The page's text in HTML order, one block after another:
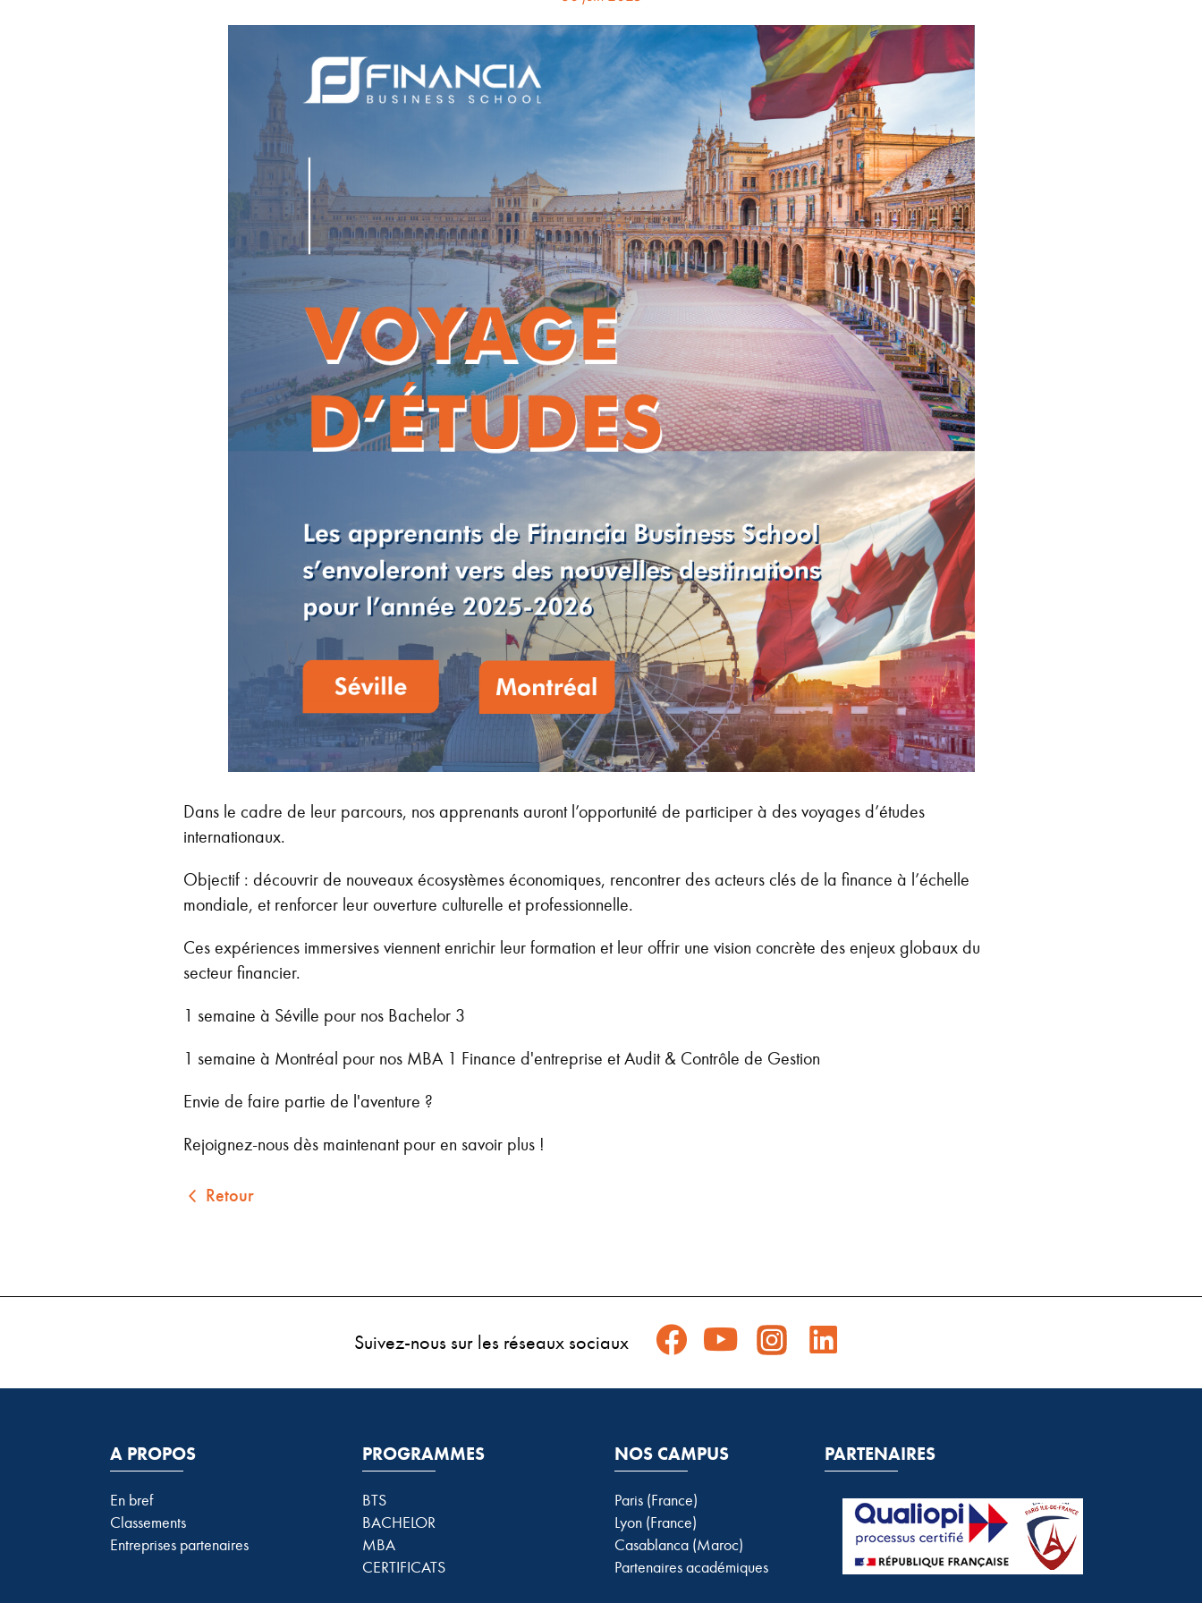
Dans le cadre de leur parcours, nos apprenants auront l’opportunité de participer à des voyages d’études
internationaux.
Objectif : découvrir de nouveaux écosystèmes économiques, rencontrer des acteurs clés de la finance à l’échelle
mondiale, et renforcer leur ouverture culturelle et professionnelle.
Ces expériences immersives viennent enrichir leur formation et leur offrir une vision concrète des enjeux globaux du
secteur financier.
1 semaine à Séville pour nos Bachelor 3
1 semaine à Montréal pour nos MBA 1 Finance d'entreprise et Audit & Contrôle de Gestion
Envie de faire partie de l'aventure ?
Rejoignez-nous dès maintenant pour en savoir plus !
Retour
Suivez-nous sur les réseaux sociaux
A PROPOS
En bref
Classements
Entreprises partenaires
PROGRAMMES
BTS
BACHELOR
MBA
CERTIFICATS
NOS CAMPUS
Paris (France)
Lyon (France)
Casablanca (Maroc)
Partenaires académiques
PARTENAIRES